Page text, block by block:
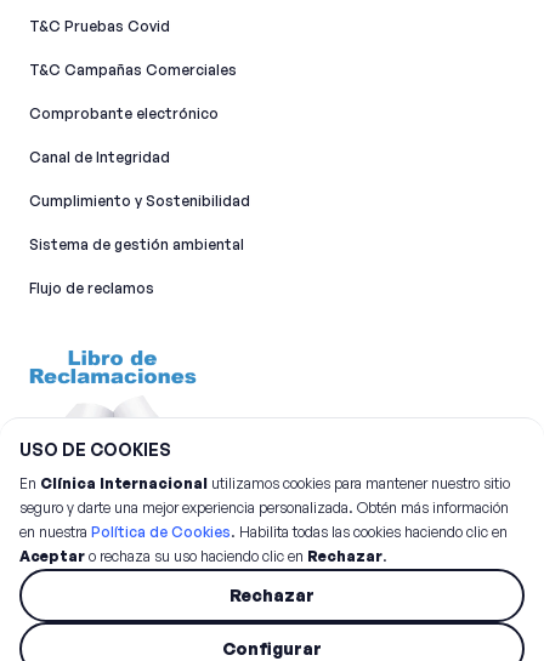
T&C Pruebas Covid
T&C Campañas Comerciales
Comprobante electrónico
Canal de Integridad​
Cumplimiento y Sostenibilidad
Sistema de gestión ambiental
Flujo de reclamos
©2026Clínica Internacional.
Todos los derechos reservados
USO DE COOKIES
En Clínica Internacional utilizamos cookies para mantener nuestro sitio
seguro y darte una mejor experiencia personalizada. Obtén más información
en nuestra Política de Cookies. Habilita todas las cookies haciendo clic en
Aceptar o rechaza su uso haciendo clic en Rechazar.
Rechazar
Configurar